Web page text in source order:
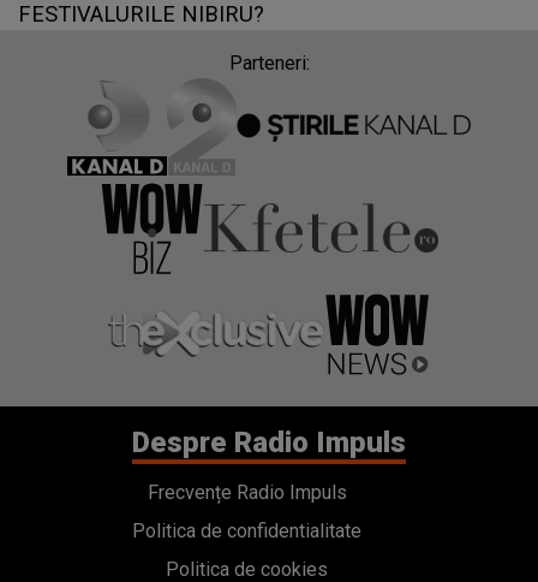
FESTIVALURILE NIBIRU?
Parteneri:
Despre Radio Impuls
Frecvențe Radio Impuls
Politica de confidentialitate
Politica de cookies